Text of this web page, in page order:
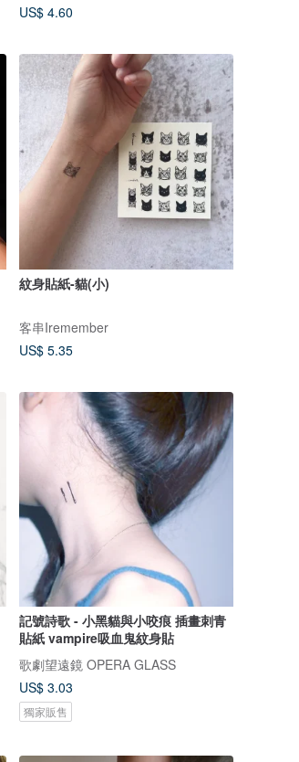
US$ 4.60
紋身貼紙-貓(小)
客串Iremember
US$ 5.35
記號詩歌 - 小黑貓與小咬痕 插畫刺青
貼紙 vampire吸血鬼紋身貼
歌劇望遠鏡 OPERA GLASS
US$ 3.03
獨家販售